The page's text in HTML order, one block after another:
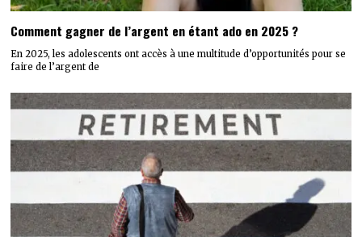
Comment gagner de l’argent en étant ado en 2025 ?
En 2025, les adolescents ont accès à une multitude d’opportunités pour se
faire de l’argent de